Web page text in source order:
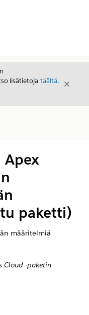
lisätietoja täältä.
Sulje
Apex
paketti)
määritelmiä
Cloud -paketin